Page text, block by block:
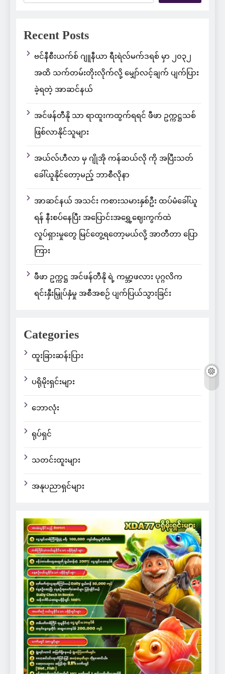
Recent Posts
ဗင်နီစီးယက်စ် ဂျူနီယာ ရီးရဲလ်မက်ဒရစ် မှာ ၂၀၃၂
အထိ သက်တမ်းတိုးလိုက်လို့ မျှော်လင့်ချက် ပျက်ပြား
ခဲ့ရတဲ့ အာဆင်နယ်
အင်ဖန်တီနို သာ ရာထူးကထွက်ရရင် ဖီဖာ ဥက္ကဋ္ဌသစ်
ဖြစ်လာနိုင်သူများ
အယ်လ်ဟီလာ မှ ဂျိုအို ကန်ဆယ်လို ကို အပြီးသတ်
ခေါ်ယူနိုင်တော့မည့် ဘာစီလိုနာ
အာဆင်နယ် အသင်း ကစားသမားနှစ်ဦး ထပ်မံခေါ်ယူ
ရန် နီးစပ်နေပြီး အပြောင်းအရွှေ့ဈေးကွက်ထဲ
လှုပ်ရှားမှုတွေ မြင်တွေ့ရတော့မယ်လို့ အာတီတာ ပြော
ကြား
ဖီဖာ ဥက္ကဋ္ဌ အင်ဖန်တီနို ရဲ့ ကမ္ဘာ့ဖလား ပုဂ္ဂလိက
ရင်းနှီးမြှုပ်နှံမှု အစီအစဉ် ပျက်ပြယ်သွားခြင်း
Categories
ထူးခြားဆန်းပြား
ပရိုမိုးရှင်းများ
ဘောလုံး
ရုပ်ရှင်
သတင်းထူးများ
အနုပညာရှင်များ